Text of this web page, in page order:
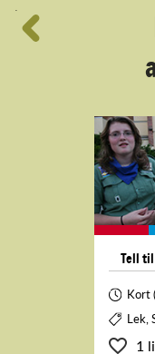
´
Tell
Kort
Lek,
1